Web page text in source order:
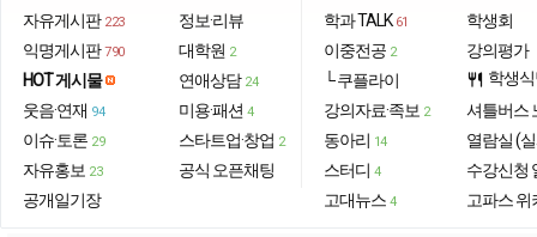
자유게시판 223
익명게시판 790
HOT 게시물
웃음·연재 94
이슈·토론 29
자유홍보 23
공개일기장
정보·리뷰
대학원 2
연애상담 24
미용·패션 4
스타트업·창업 2
공식 오픈채팅
학과 TALK 61
이중전공 2
└ 쿠플라이
강의자료·족보 2
동아리 14
스터디 4
고대뉴스 4
학생회
강의평가
restaurant 학생
셔틀버스
열람실 (
수강신청
고파스 위